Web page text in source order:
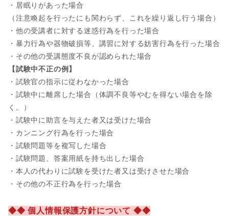
・居眠りがあった場合
（注意喚起を行ったにも関わらず、これを繰り返し行う場合）
・他の受講者に対する迷惑行為を行った場合
・暴力行為や器物破損等、講習に対する妨害行為を行った場合
・その他の受講態度不良が認められた場合
【試験中不正の例】
・試験官の指示に従わなかった場合
・試験中に離席した場合（体調不良等やむを得ない場合を除
く。）
・試験中に助言を与えた者又は受けた場合
・カンニング行為を行った場合
・試験問題等を複写した場合
・試験問題、答案用紙を持ち出した場合
・本人の代わりに試験を受けた者又は受けさせた場合
・その他の不正行為を行った場合
◆◆ 個人情報保護方針について ◆◆